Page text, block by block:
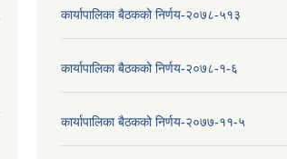
कार्यापालिका बैठकको निर्णय-२०७८-५१३
कार्यापालिका बैठकको निर्णय-२०७८-१-६
कार्यापालिका बैठकको निर्णय-२०७७-११-५